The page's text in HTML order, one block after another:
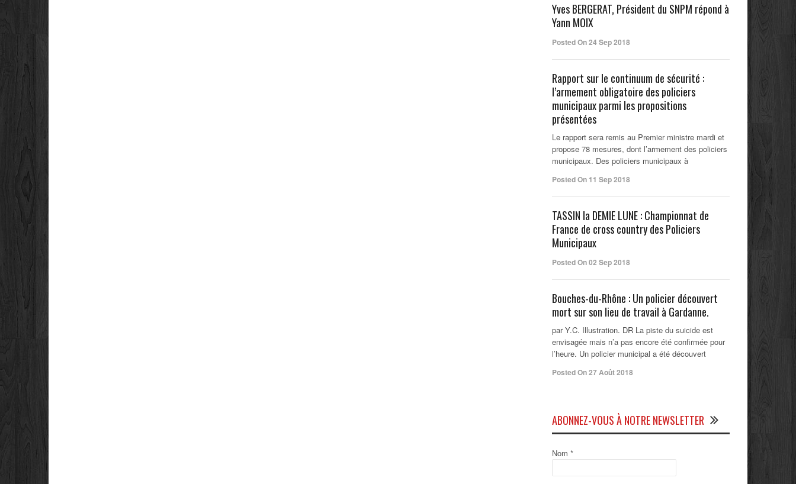
Yves BERGERAT, Président du SNPM répond à
Yann MOIX
Posted On 24 Sep 2018
Rapport sur le continuum de sécurité :
l’armement obligatoire des policiers
municipaux parmi les propositions
présentées
Le rapport sera remis au Premier ministre mardi et
propose 78 mesures, dont l’armement des policiers
municipaux. Des policiers municipaux à
Posted On 11 Sep 2018
TASSIN la DEMIE LUNE : Championnat de
France de cross country des Policiers
Municipaux
Posted On 02 Sep 2018
Bouches-du-Rhône : Un policier découvert
mort sur son lieu de travail à Gardanne.
par Y.C. Illustration. DR La piste du suicide est
envisagée mais n’a pas encore été confirmée pour
l’heure. Un policier municipal a été découvert
Posted On 27 Août 2018
ABONNEZ-VOUS À NOTRE NEWSLETTER
Nom *